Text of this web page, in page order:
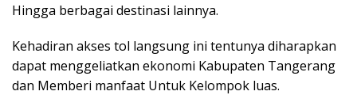
Hingga berbagai destinasi lainnya.
Kehadiran akses tol langsung ini tentunya diharapkan
dapat menggeliatkan ekonomi Kabupaten Tangerang
dan Memberi manfaat Untuk Kelompok luas.